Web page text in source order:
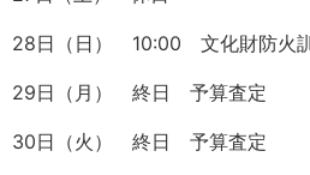
28日（日） 10:00 文化財防火訓
29日（月） 終日 予算査定
30日（火） 終日 予算査定